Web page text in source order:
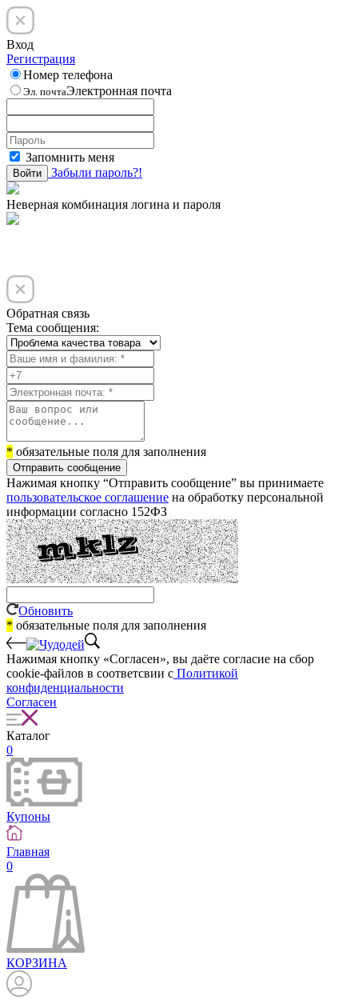
Вход
Регистрация
Номер телефона
Эл. почтаЭлектронная почта
Запомнить меня
Войти Забыли пароль?!
Неверная комбинация логина и пароля
Обратная связь
Тема сообщения:
* обязательные поля для заполнения
Отправить сообщение
Нажимая кнопку “Отправить сообщение” вы принимаете
пользовательское соглашение на обработку персональной
информации согласно 152ФЗ
Обновить
* обязательные поля для заполнения
Нажимая кнопку «Согласен», вы даёте cогласие на сбор
cookie-файлов в соответсвии с Политикой
конфиденциальности
Согласен
Каталог
0
Купоны
Главная
0
КОРЗИНА